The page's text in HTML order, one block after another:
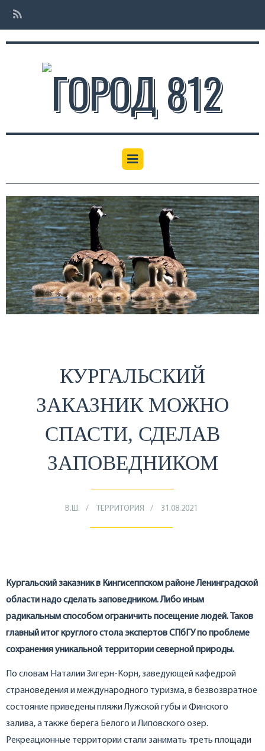
КУРГАЛЬСКИЙ
ЗАКАЗНИК МОЖНО
СПАСТИ, СДЕЛАВ
ЗАПОВЕДНИКОМ
В.Ш. ТЕРРИТОРИЯ 31.08.2021
Кургальский заказник в Кингисеппском районе Ленинградской
области надо сделать заповедником. Либо иным
радикальным способом ограничить посещение людей. Таков
главный итог круглого стола экспертов СПбГУ по проблеме
сохранения уникальной территории северной природы.
По словам Наталии Зигерн-Корн, заведующей кафедрой
страноведения и международного туризма, в безвозвратное
состояние приведены пляжи Лужской губы и Финского
залива, а также берега Белого и Липовского озер.
Рекреационные территории стали занимать треть площади